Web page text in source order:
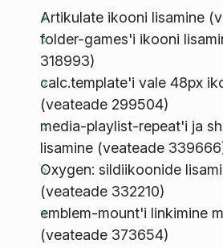
Artikulate ikooni lisamine
folder-games'i ikooni
318993)
calc.template'i vale 48px
(veateade 299504)
media-playlist-repeat'i ja
lisamine (veateade
Oxygen: sildiikoonide
(veateade 332210)
emblem-mount'i linkimine
(veateade 373654)